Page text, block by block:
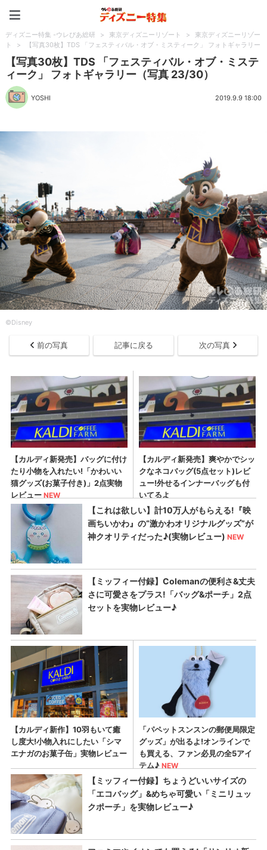
ディズニー特集 -ウレぴあ総研 > 東京ディズニーリゾート >
東京ディズニーリゾー
ト
> 【写真30枚】TDS 「フェスティバル・オブ・ミスティーク」 フォトギャラリー
【写真30枚】TDS 「フェスティバル・オブ・ミステ
ィーク」 フォトギャラリー（写真 23/30）
YOSHI 2019.9.9 18:00
©Disney
前の写真 記事に戻る 次の写真